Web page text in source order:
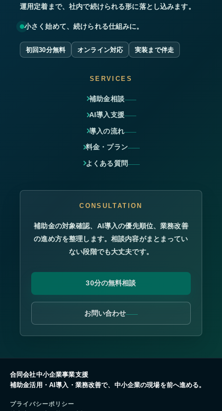
運用定着まで、社内で続けられる形に落とし込みます。
小さく始めて、続けられる仕組みに。
初回30分無料 オンライン対応 実装まで伴走
SERVICES
補助金相談
AI導入支援
導入の流れ
料金・プラン
よくある質問
CONSULTATION
補助金の対象確認、AI導入の優先順位、業務改善
の進め方を整理します。相談内容がまとまってい
ない段階でも大丈夫です。
30分の無料相談
お問い合わせ
プライバシーポリシー